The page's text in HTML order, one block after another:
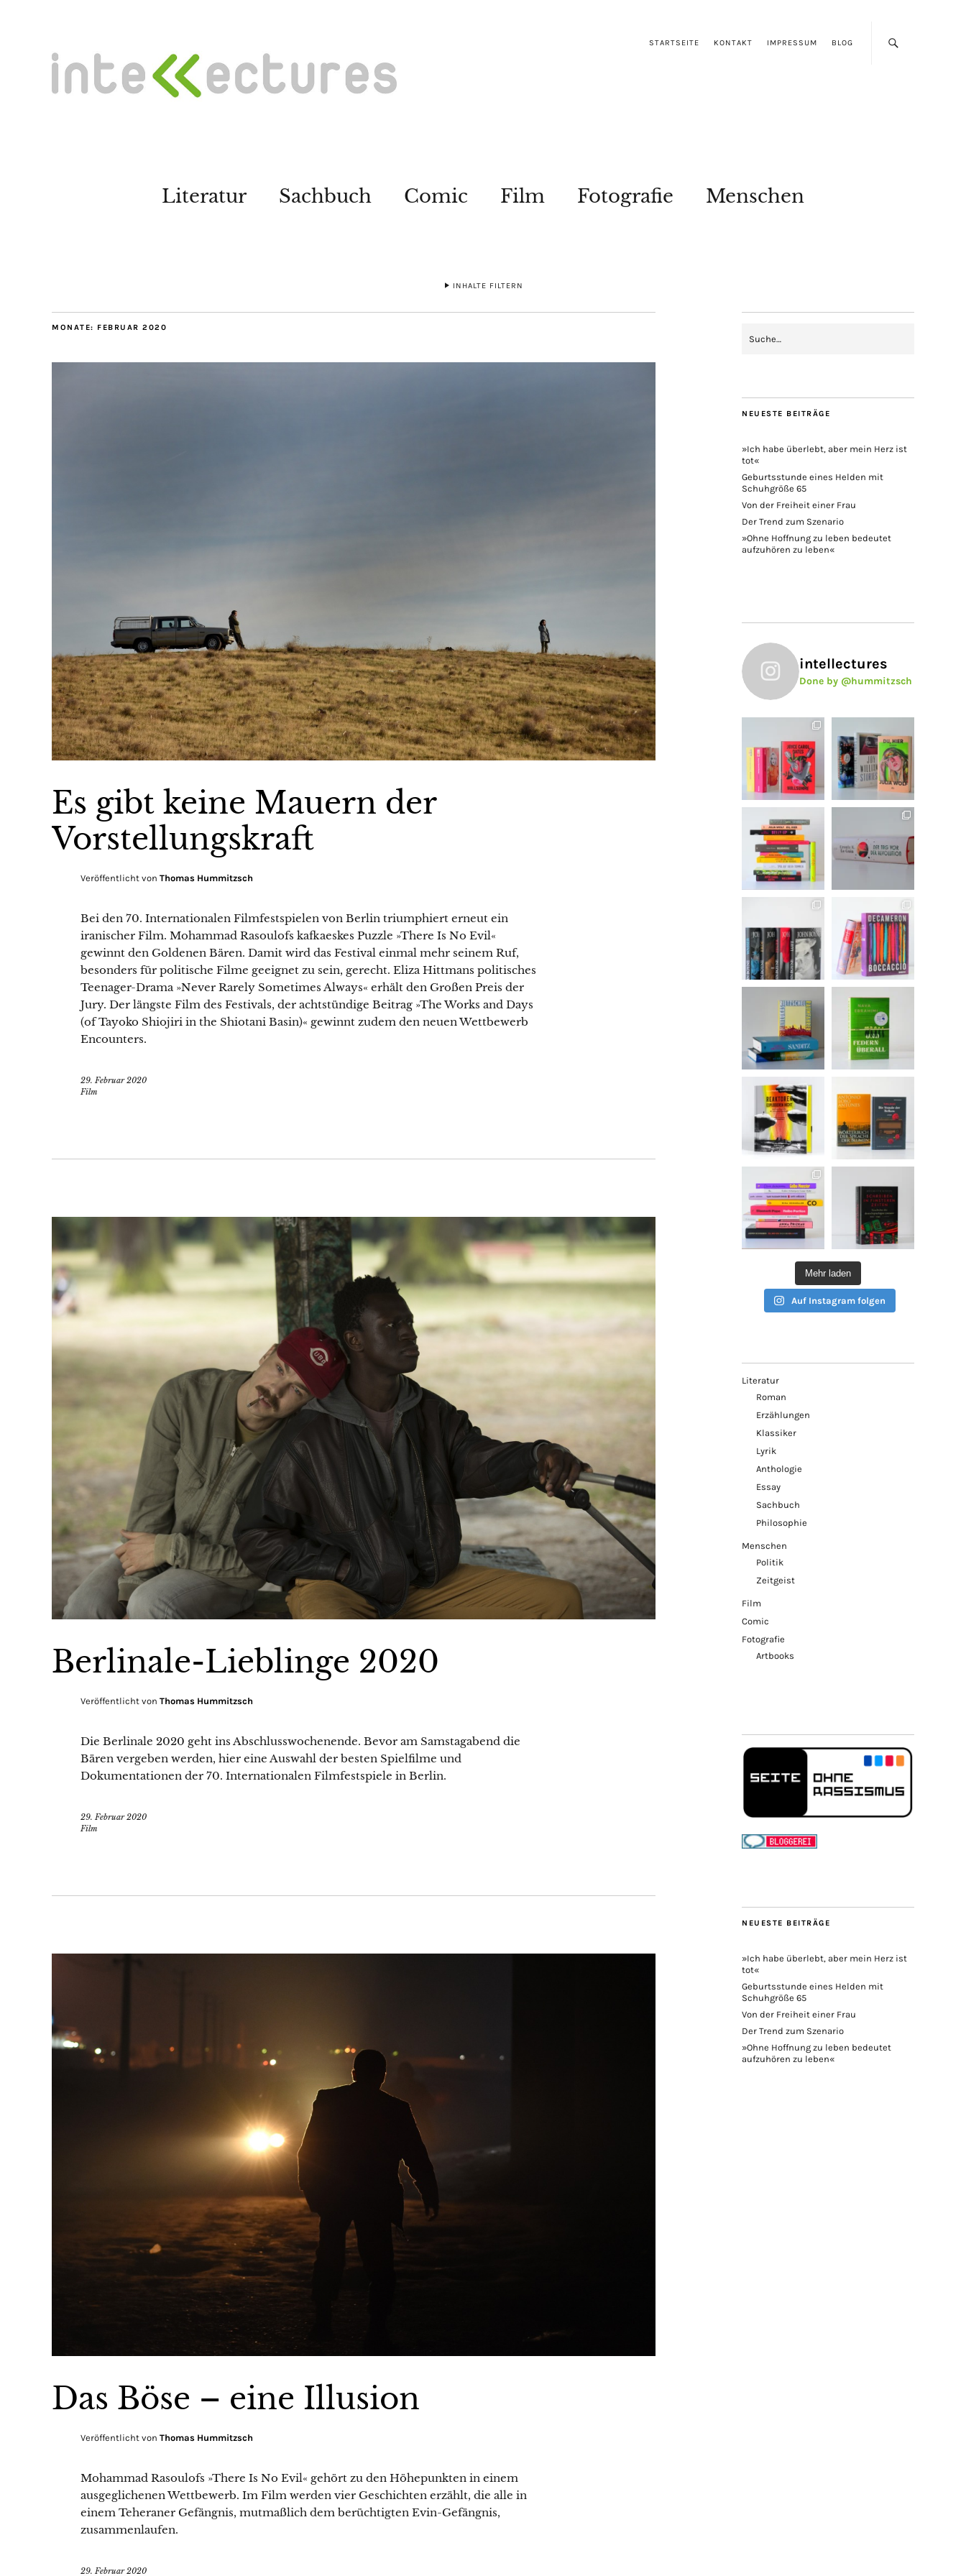
STARTSEITE KONTAKT IMPRESSUM BLOG
Literatur Sachbuch Comic Film Fotografie Menschen
INHALTE FILTERN
MONATE: FEBRUAR 2020
Es gibt keine Mauern der
Vorstellungskraft
Veröffentlicht von Thomas Hummitzsch
Bei den 70. Internationalen Filmfestspielen von Berlin triumphiert erneut ein
iranischer Film. Mohammad Rasoulofs kafkaeskes Puzzle »There Is No Evil«
gewinnt den Goldenen Bären. Damit wird das Festival einmal mehr seinem Ruf,
besonders für politische Filme geeignet zu sein, gerecht. Eliza Hittmans politisches
Teenager-Drama »Never Rarely Sometimes Always« erhält den Großen Preis der
Jury. Der längste Film des Festivals, der achtstündige Beitrag »The Works and Days
(of Tayoko Shiojiri in the Shiotani Basin)« gewinnt zudem den neuen Wettbewerb
Encounters.
29. Februar 2020
Film
Berlinale-Lieblinge 2020
Veröffentlicht von Thomas Hummitzsch
Die Berlinale 2020 geht ins Abschlusswochenende. Bevor am Samstagabend die
Bären vergeben werden, hier eine Auswahl der besten Spielfilme und
Dokumentationen der 70. Internationalen Filmfestspiele in Berlin.
29. Februar 2020
Film
Das Böse – eine Illusion
Veröffentlicht von Thomas Hummitzsch
Mohammad Rasoulofs »There Is No Evil« gehört zu den Höhepunkten in einem
ausgeglichenen Wettbewerb. Im Film werden vier Geschichten erzählt, die alle in
einem Teheraner Gefängnis, mutmaßlich dem berüchtigten Evin-Gefängnis,
zusammenlaufen.
29. Februar 2020
NEUESTE BEITRÄGE
»Ich habe überlebt, aber mein Herz ist
tot«
Geburtsstunde eines Helden mit
Schuhgröße 65
Von der Freiheit einer Frau
Der Trend zum Szenario
»Ohne Hoffnung zu leben bedeutet
aufzuhören zu leben«
intellectures
Done by @hummitzsch
Mehr laden
Auf Instagram folgen
Literatur
Roman
Erzählungen
Klassiker
Lyrik
Anthologie
Essay
Sachbuch
Philosophie
Menschen
Politik
Zeitgeist
Film
Comic
Fotografie
Artbooks
NEUESTE BEITRÄGE
»Ich habe überlebt, aber mein Herz ist
tot«
Geburtsstunde eines Helden mit
Schuhgröße 65
Von der Freiheit einer Frau
Der Trend zum Szenario
»Ohne Hoffnung zu leben bedeutet
aufzuhören zu leben«